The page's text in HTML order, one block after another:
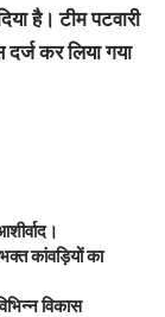
है। टीम पटवारी
कर लिया गया
कांवड़ियों का
विकास